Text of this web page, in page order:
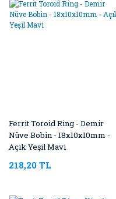
Ferrit Toroid Ring - Demir
Nüve Bobin - 18x10x10mm -
Açık Yeşil Mavi
218,20 TL